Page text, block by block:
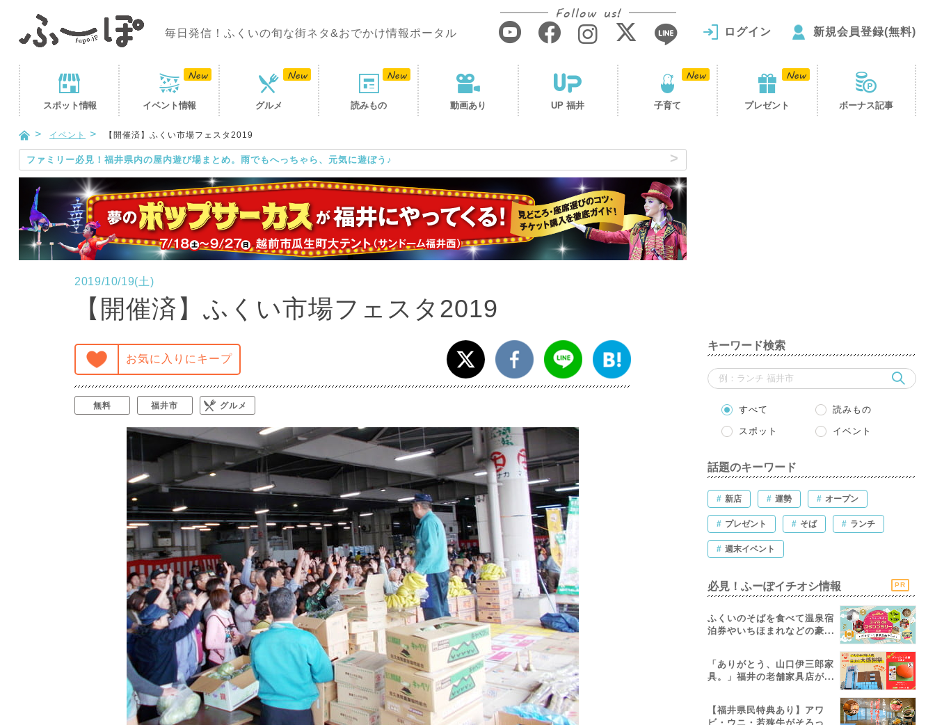
毎日発信！ふくいの旬な街ネタ&おでかけ情報ポータル
Follow us!
ログイン 新規会員登録(無料)
スポット情報 イベント情報 グルメ 読みもの 動画あり UP 福井 子育て プレゼント ボーナス記事
イベント 【開催済】ふくい市場フェスタ2019
ファミリー必見！福井県内の屋内遊び場まとめ。雨でもへっちゃら、元気に遊ぼう♪
2019/10/19(土)
【開催済】ふくい市場フェスタ2019
お気に入りにキープ
無料 福井市 グルメ
キーワード検索
すべて 読みもの
スポット イベント
話題のキーワード
# 新店 # 運勢 # オープン
# プレゼント # そば # ランチ
# 週末イベント
必見！ふーぽイチオシ情報 PR
ふくいのそばを食べて温泉宿
泊券やいちほまれなどの豪...
「ありがとう、山口伊三郎家
具。」福井の老舗家具店が...
【福井県民特典あり】アワ
ビ・ウニ・若狭牛がそろっ